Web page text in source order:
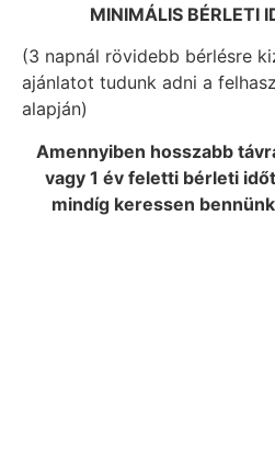
MINIMÁLIS BÉRLETI
(3 napnál rövidebb bérlésre
ajánlatot tudunk adni a
alapján)
Amennyiben hosszabb
vagy 1 év feletti bérleti
mindíg keressen